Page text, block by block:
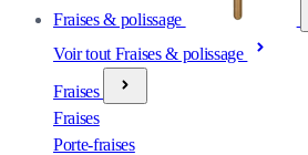
Fraises & polissage
Voir tout Fraises & polissage
Fraises
Fraises
Porte-fraises